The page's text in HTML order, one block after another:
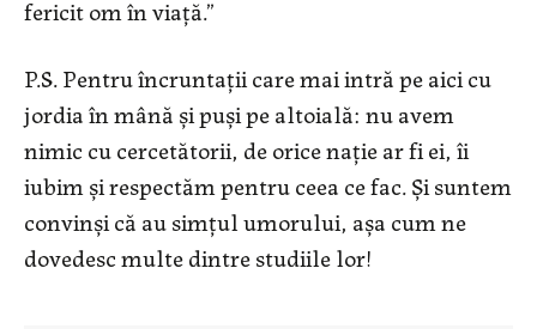
fericit om în viaţă.”
P.S. Pentru încruntaţii care mai intră pe aici cu
jordia în mână şi puşi pe altoială: nu avem
nimic cu cercetătorii, de orice naţie ar fi ei, îi
iubim şi respectăm pentru ceea ce fac. Şi suntem
convinşi că au simţul umorului, aşa cum ne
dovedesc multe dintre studiile lor!